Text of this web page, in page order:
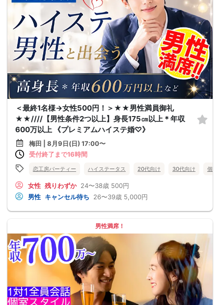
＜最終1名様→女性500円！＞★★男性満員御礼
★★////【男性条件2つ以上】身長175㎝以上＊年収
600万以上 《プレミアムハイステ婚♡》
梅田 | 8月9日(日) 17:00〜
受付終了まで16時間
恋工房パーティー ハイステータス 20代向け 30代向け 個室
女性 残りわずか 24〜38歳 500円
男性 キャンセル待ち 26〜39歳 5,000円
男性満席！